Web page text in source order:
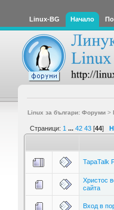
Linux-BG Начало
Linux за българи: Форуми>
Страници: 1 ... 42 43 [44]
TapaTalk
Христос
сайта
Вход в